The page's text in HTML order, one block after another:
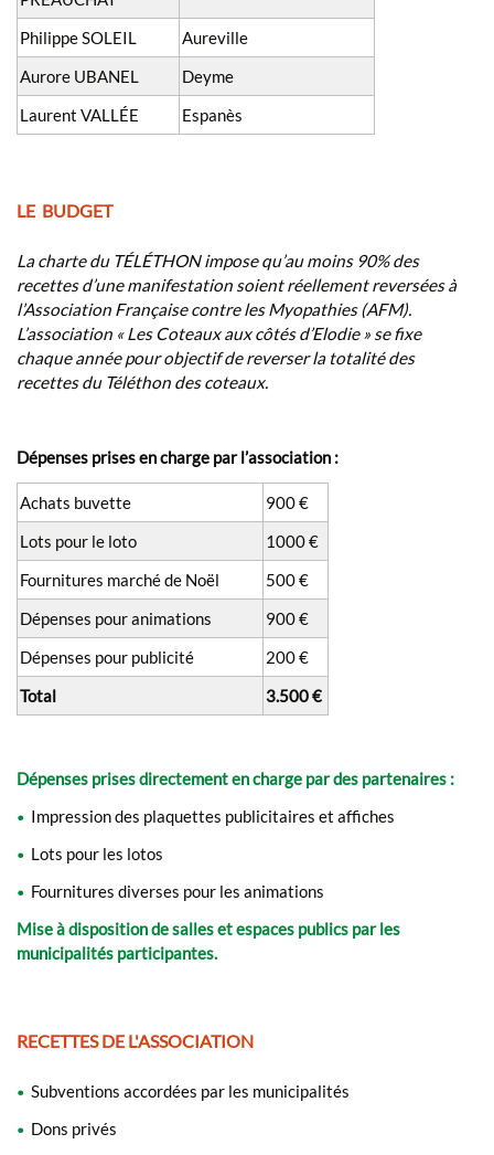
Philippe SOLEIL
Aureville
Aurore UBANEL
Deyme
Laurent VALLÉE
Espanès
LE BUDGET
La charte du TÉLÉTHON impose qu’au moins 90% des
recettes d’une manifestation soient réellement reversées à
l’Association Française contre les Myopathies (AFM).
L’association « Les Coteaux aux côtés d’Elodie » se fixe
chaque année pour objectif de reverser la totalité des
recettes du Téléthon des coteaux.
Dépenses prises en charge par l’association :
Achats buvette
900 €
Lots pour le loto
1000 €
Fournitures marché de Noël
500 €
Dépenses pour animations
900 €
Dépenses pour publicité
200 €
Total
3.500 €
Dépenses prises directement en charge par des partenaires :
• Impression des plaquettes publicitaires et affiches
• Lots pour les lotos
• Fournitures diverses pour les animations
Mise à disposition de salles et espaces publics par les
municipalités participantes.
RECETTES DE L'ASSOCIATION
• Subventions accordées par les municipalités
• Dons privés